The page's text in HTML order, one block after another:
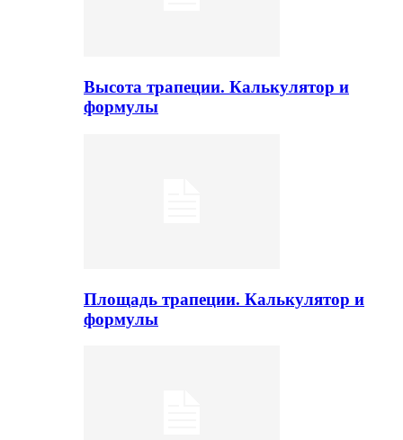
Высота трапеции. Калькулятор и
формулы
Площадь трапеции. Калькулятор и
формулы